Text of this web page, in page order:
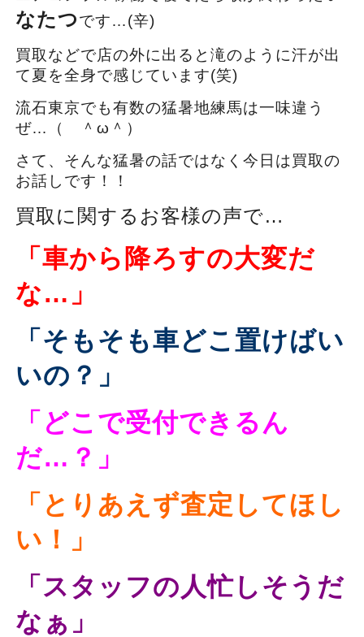
なたつです…(辛)
買取などで店の外に出ると滝のように汗が出
て夏を全身で感じています(笑)
流石東京でも有数の猛暑地練馬は一味違う
ぜ…（ ＾ω＾）
さて、そんな猛暑の話ではなく今日は買取の
お話しです！！
買取に関するお客様の声で…
「車から降ろすの大変だ
な…」
「そもそも車どこ置けばい
いの？」
「どこで受付できるん
だ…？」
「とりあえず査定してほし
い！」
「スタッフの人忙しそうだ
なぁ」